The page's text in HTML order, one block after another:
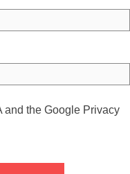
and the Google Privacy